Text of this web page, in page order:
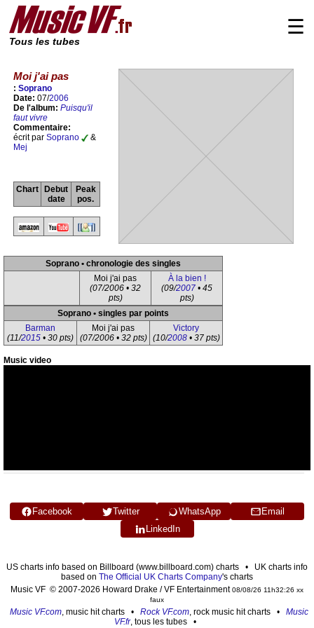
Tous les tubes
☰
Moi j'ai pas
: Soprano
Date: 07/2006
De l'album: Puisqu'il
faut vivre
Commentaire:
écrit par Soprano
&
Mej
Chart
Debut
date
Peak
pos.
Soprano • chronologie des singles
Moi j'ai pas
(07/2006 • 32
pts)
À la bien !
(09/2007 • 45
pts)
Soprano • singles par points
Barman
(11/2015 • 30 pts)
Moi j'ai pas
(07/2006 • 32 pts)
Victory
(10/2008• 37 pts)
Music video
Facebook Twitter WhatsApp
Email
LinkedIn
US charts info based on Billboard (www.billboard.com) charts • UK charts info
based on The Official UK Charts Company's charts
Music VF © 2007-2026 Howard Drake / VF Entertainment08/08/26 11h32:26 xx
faux
Music VF.com, music hit charts • Rock VF.com, rock music hit charts • Music
VF.fr, tous les tubes •